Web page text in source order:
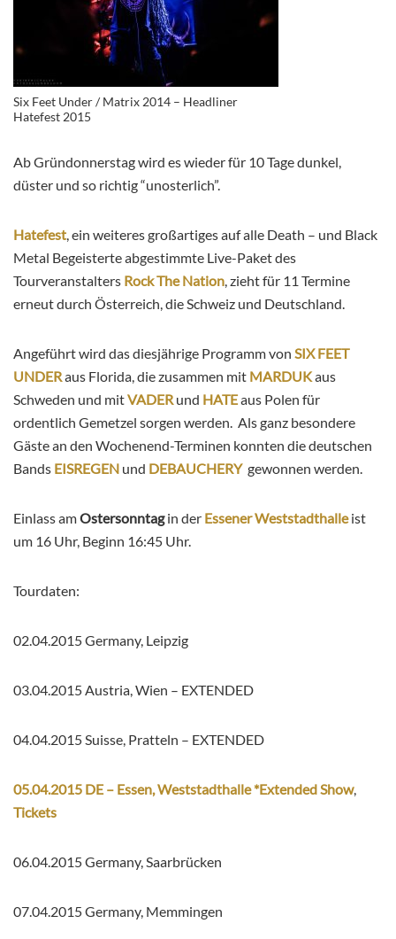
Six Feet Under / Matrix 2014 – Headliner
Hatefest 2015
Ab Gründonnerstag wird es wieder für 10 Tage dunkel,
düster und so richtig “unosterlich”.
Hatefest , ein weiteres großartiges auf alle Death – und Black
Metal Begeisterte abgestimmte Live-Paket des
Tourveranstalters Rock The Nation , zieht für 11 Termine
erneut durch Österreich, die Schweiz und Deutschland.
Angeführt wird das diesjährige Programm von SIX FEET
UNDERaus Florida, die zusammen mit MARDUKaus
Schweden und mitVADER und HATEaus Polen für
ordentlich Gemetzel sorgen werden. Als ganz besondere
Gäste an den Wochenend-Terminen konnten die deutschen
Bands EISREGEN und DEBAUCHERYgewonnen werden.
Einlass amOstersonntagin der Essener Weststadthalleist
um 16 Uhr, Beginn 16:45 Uhr.
Tourdaten:
02.04.2015 Germany, Leipzig
03.04.2015 Austria, Wien – EXTENDED
04.04.2015 Suisse, Pratteln – EXTENDED
05.04.2015 DE – Essen, Weststadthalle *Extended Show,
Tickets
06.04.2015 Germany, Saarbrücken
07.04.2015 Germany, Memmingen